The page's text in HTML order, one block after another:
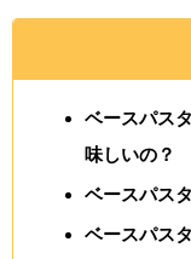
ベースパス
味しいの？
ベースパス
ベースパス